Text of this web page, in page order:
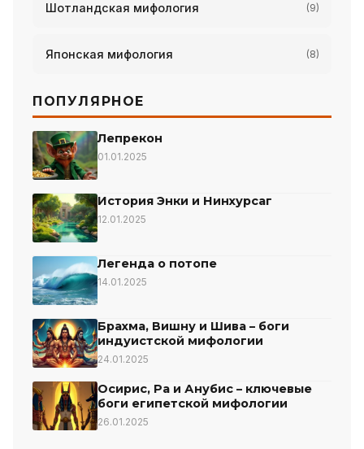
Шотландская мифология (9)
Японская мифология (8)
ПОПУЛЯРНОЕ
Лепрекон
01.01.2025
История Энки и Нинхурсаг
12.01.2025
Легенда о потопе
14.01.2025
Брахма, Вишну и Шива – боги
индуистской мифологии
24.01.2025
Осирис, Ра и Анубис – ключевые
боги египетской мифологии
26.01.2025